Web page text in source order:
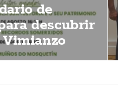
de
descubrir